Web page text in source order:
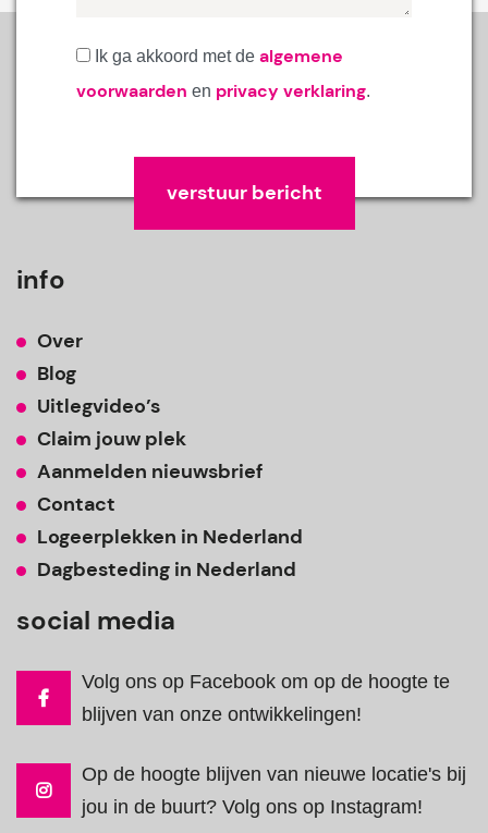
Ik ga akkoord met de algemene
voorwaarden en privacy verklaring.
info
Over
Blog
Uitlegvideo’s
Claim jouw plek
Aanmelden nieuwsbrief
Contact
Logeerplekken in Nederland
Dagbesteding in Nederland
social media
Volg ons op Facebook om op de hoogte te
blijven van onze ontwikkelingen!
Op de hoogte blijven van nieuwe locatie's bij
jou in de buurt? Volg ons op Instagram!